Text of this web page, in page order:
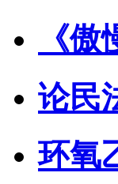
《
论民
环氧